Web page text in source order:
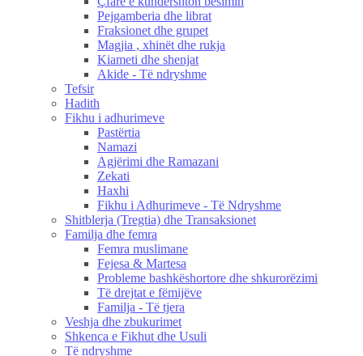
Pejgamberia dhe librat
Fraksionet dhe grupet
Magjia , xhinët dhe rukja
Kiameti dhe shenjat
Akide - Të ndryshme
Tefsir
Hadith
Fikhu i adhurimeve
Pastërtia
Namazi
Agjërimi dhe Ramazani
Zekati
Haxhi
Fikhu i Adhurimeve - Të Ndryshme
Shitblerja (Tregtia) dhe Transaksionet
Familja dhe femra
Femra muslimane
Fejesa & Martesa
Probleme bashkëshortore dhe shkurorëzimi
Të drejtat e fëmijëve
Familja - Të tjera
Veshja dhe zbukurimet
Shkenca e Fikhut dhe Usuli
Të ndryshme